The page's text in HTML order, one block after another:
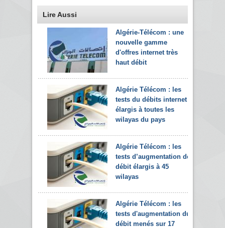
Lire Aussi
Algérie-Télécom : une
nouvelle gamme
d'offres internet très
haut débit
Algérie Télécom : les
tests du débits internet
élargis à toutes les
wilayas du pays
Algérie Télécom : les
tests d’augmentation de
débit élargis à 45
wilayas
Algérie Télécom : les
tests d'augmentation du
débit menés sur 17